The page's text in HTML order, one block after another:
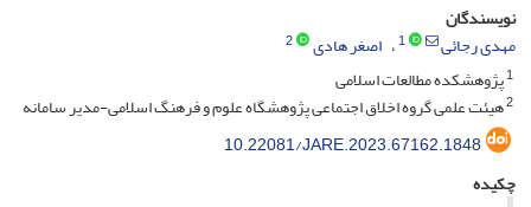
نویسندگان
مهدی رجائی
1 اصغر هادی
2
1پژوهشکده مطالعات اسلامی
2هیئت علمی گروه اخلاق اجتماعی پژوهشگاه علوم و فرهنگ اسلامی-مدیر سامانه
10.22081/JARE.2023.67162.1848
چکیده